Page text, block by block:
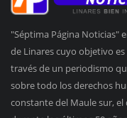
"Séptima Página Noticias"
de Linares cuyo objetivo
través de un periodismo
sobre todo los derechos
constante del Maule sur,